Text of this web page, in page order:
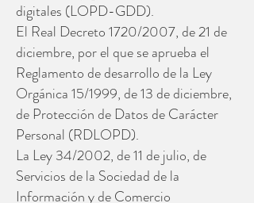
digitales (LOPD-GDD).
El Real Decreto 1720/2007, de 21 de
diciembre, por el que se aprueba el
Reglamento de desarrollo de la Ley
Orgánica 15/1999, de 13 de diciembre,
de Protección de Datos de Carácter
Personal (RDLOPD).
La Ley 34/2002, de 11 de julio, de
Servicios de la Sociedad de la
Información y de Comercio